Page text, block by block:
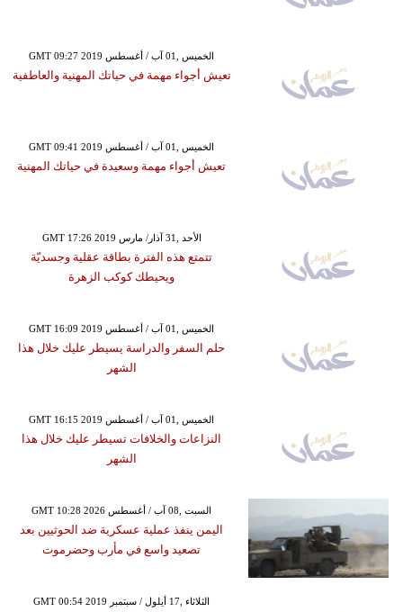
GMT 09:27 2019 الخميس ,01 آب / أغسطس
تعيش أجواء مهمة في حياتك المهنية والعاطفية
GMT 09:41 2019 الخميس ,01 آب / أغسطس
تعيش أجواء مهمة وسعيدة في حياتك المهنية
GMT 17:26 2019 الأحد ,31 آذار/ مارس
تتمتع هذه الفترة بطاقة عقلية وجسديّة
ويحيطك كوكب الزهرة
GMT 16:09 2019 الخميس ,01 آب / أغسطس
حلم السفر والدراسة يسيطر عليك خلال هذا
الشهر
GMT 16:15 2019 الخميس ,01 آب / أغسطس
النزاعات والخلافات تسيطر عليك خلال هذا
الشهر
GMT 10:28 2026 السبت ,08 آب / أغسطس
اليمن ينفذ عملية عسكرية ضد الحوثيين بعد
تصعيد واسع في مأرب وحضرموت
GMT 00:54 2019 الثلاثاء ,17 أيلول / سبتمبر